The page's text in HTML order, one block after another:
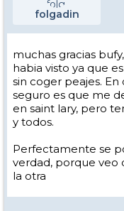
folgadin
muchas gracias
habia visto ya que
sin coger peajes.
seguro es que me
en saint lary, pero
y todos.
Perfectamente se
verdad, porque veo
la otra